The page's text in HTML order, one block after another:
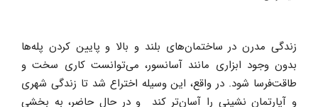
زندگی مدرن در ساختمان‌های بلند و بالا و پایین کردن پله‌ها
بدون وجود ابزاری مانند آسانسور، می‌توانست کاری سخت و
طاقت‌فرسا شود. در واقع، این وسیله اختراع شد تا زندگی شهری
و آپارتمان نشینی را آسان‌تر کند و در حال حاضر، به بخشی